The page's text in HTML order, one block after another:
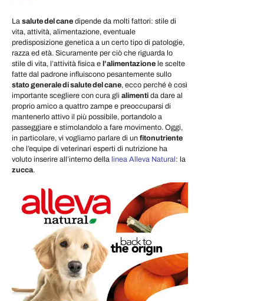
La salute del cane dipende da molti fattori: stile di
vita, attività, alimentazione, eventuale
predisposizione genetica a un certo tipo di patologie,
razza ed età. Sicuramente per ciò che riguarda lo
stile di vita, l’attività fisica e l’alimentazione le scelte
fatte dal padrone influiscono pesantemente sullo
stato generale di salute del cane, ecco perché è così
importante scegliere con cura gli alimenti da dare al
proprio amico a quattro zampe e preoccuparsi di
mantenerlo attivo il più possibile, portandolo a
passeggiare e stimolandolo a fare movimento. Oggi,
in particolare, vi vogliamo parlare di un fitonutriente
che l’equipe di veterinari esperti di nutrizione ha
voluto inserire all’interno della linea Alleva Natural: la
zucca.